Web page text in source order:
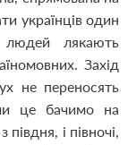
українців один
лякають
Захід
не переносять
це бачимо на
півдня, і півночі,